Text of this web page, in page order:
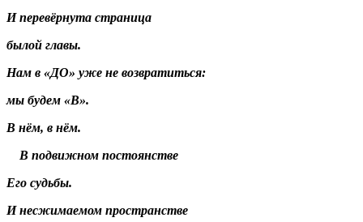
И перевёрнута страница
былой главы.
Нам в «ДО» уже не возвратиться:
мы будем «В».
В нём, в нём.
В подвижном постоянстве
Его судьбы.
И несжимаемом пространстве